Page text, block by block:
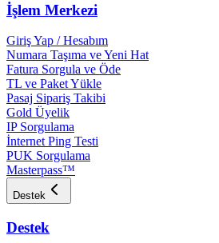
İşlem Merkezi
Giriş Yap / Hesabım
Numara Taşıma ve Yeni Hat
Fatura Sorgula ve Öde
TL ve Paket Yükle
Pasaj Sipariş Takibi
Gold Üyelik
IP Sorgulama
İnternet Ping Testi
PUK Sorgulama
Masterpass™
Destek
Destek